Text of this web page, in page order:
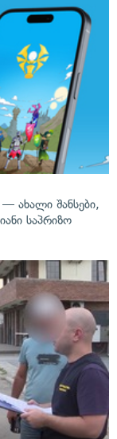
ახალი შანსები,
საპრიზო